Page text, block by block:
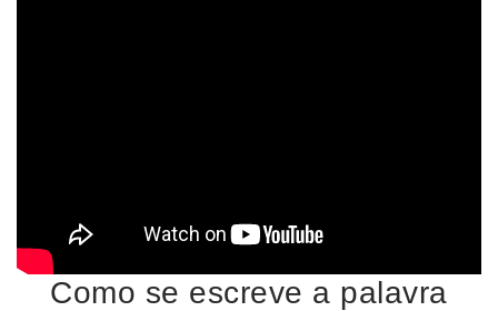
Como se escreve a palavra